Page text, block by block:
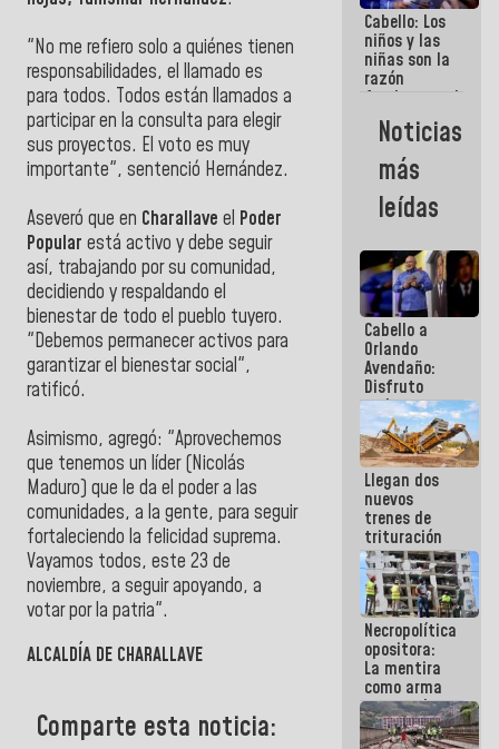
‎"No me refiero solo a quiénes tienen
responsabilidades, el llamado es
para todos. Todos están llamados a
participar en la consulta para elegir
sus proyectos. El voto es muy
importante", sentenció Hernández.
‎Aseveró que en Charallave el Poder
Popular está activo y debe seguir
así, trabajando por su comunidad,
decidiendo y respaldando el
bienestar de todo el pueblo tuyero.
"Debemos permanecer activos para
garantizar el bienestar social",
ratificó.
‎Asimismo, agregó: "Aprovechemos
que tenemos un líder (Nicolás
Maduro) que le da el poder a las
comunidades, a la gente, para seguir
fortaleciendo la felicidad suprema.
Vayamos todos, este 23 de
noviembre, a seguir apoyando, a
votar por la patria".
ALCALDÍA DE CHARALLAVE
Comparte esta noticia:
por
terremotos
Cabello: Los
niños y las
niñas son la
razón
fundamental
de todo lo
que
estamos
haciendo
Noticias
más
leídas
Cabello a
Orlando
Avendaño:
Disfruto
cada vez
que escribes
porque lo
que haces
es
embarrarla
Llegan dos
nuevos
trenes de
trituración
para
optimizar
manejo de
escombros
en La Guaira
Necropolítica
opositora:
La mentira
como arma
contra el
Pueblo